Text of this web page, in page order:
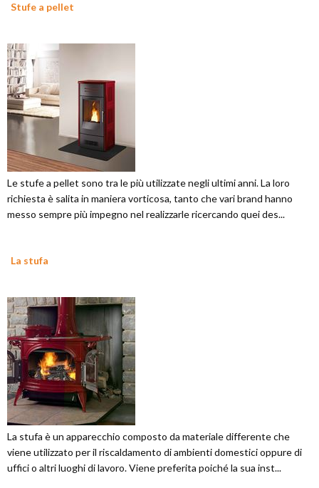
Stufe a pellet
Le stufe a pellet sono tra le più utilizzate negli ultimi anni. La loro
richiesta è salita in maniera vorticosa, tanto che vari brand hanno
messo sempre più impegno nel realizzarle ricercando quei des...
La stufa
La stufa è un apparecchio composto da materiale differente che
viene utilizzato per il riscaldamento di ambienti domestici oppure di
uffici o altri luoghi di lavoro. Viene preferita poiché la sua inst...